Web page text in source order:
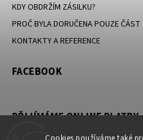
KDY OBDRŽÍM ZÁSILKU?
PROČ BYLA DORUČENA POUZE ČÁST
KONTAKTY A REFERENCE
FACEBOOK
PŘIJÍMÁME ONLINE PLATBY